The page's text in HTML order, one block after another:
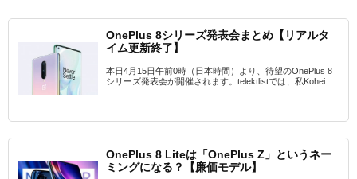
OnePlus 8シリーズ発表会まとめ【リアルタ
イム更新終了】
本日4月15日午前0時（日本時間）より、待望のOnePlus 8
シリーズ発表会が開催されます。telektlistでは、私Kohei...
OnePlus 8 Liteは「OnePlus Z」というネー
ミングになる？【廉価モデル】